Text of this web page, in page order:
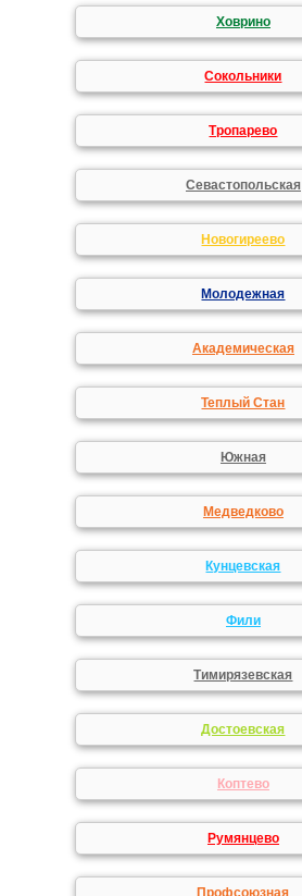
Ховрино
Сокольники
Тропарево
Севастопольская
Новогиреево
Молодежная
Академическая
Теплый Стан
Южная
Медведково
Кунцевская
Фили
Тимирязевская
Достоевская
Коптево
Румянцево
Профсоюзная